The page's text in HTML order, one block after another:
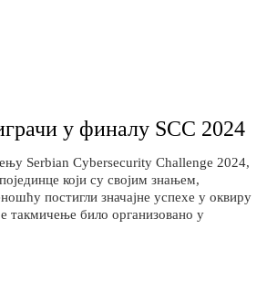
у финалу SCC 2024
Serbian Cybersecurity Challenge 2024,
који су својим знањем,
постигли значајне успехе у оквиру
такмичење било организовано у